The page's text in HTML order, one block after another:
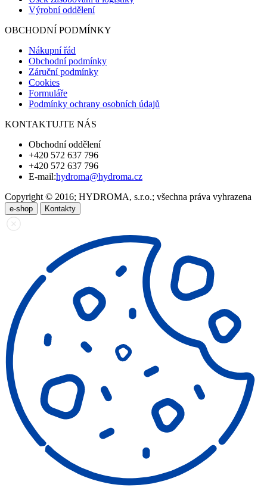
Výrobní oddělení
OBCHODNÍ PODMÍNKY
Nákupní řád
Obchodní podmínky
Záruční podmínky
Cookies
Formuláře
Podmínky ochrany osobních údajů
KONTAKTUJTE NÁS
Obchodní oddělení
+420 572 637 796
+420 572 637 796
E-mail:hydroma@hydroma.cz
Copyright © 2016; HYDROMA, s.r.o.; všechna práva vyhrazena
e-shop Kontakty